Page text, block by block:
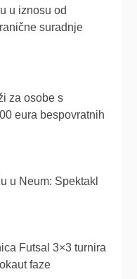
u iznosu od
suradnje
za osobe s
eura bespovratnih
u Neum: Spektakl
Futsal 3×3 turnira
faze